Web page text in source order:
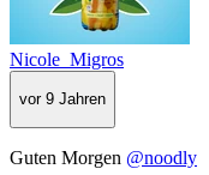
Nicole_Migros
vor 9 Jahren
Guten Morgen @noodly